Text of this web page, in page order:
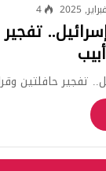
4
تفجير حافلتين